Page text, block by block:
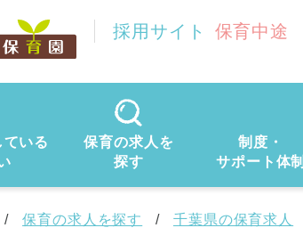
採用サイト 保育中途
ている
保育の求人を
探す
制度・
サポート体制
保育の求人を探す 千葉県の保育求人